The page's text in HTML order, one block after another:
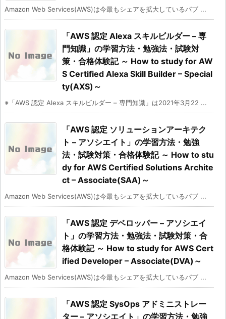
Amazon Web Services(AWS)は今最もシェアを拡大しているパブ ...
「AWS 認定 Alexa スキルビルダー – 専
門知識」の学習方法・勉強法・試験対
策・合格体験記 ～ How to study for AW
S Certified Alexa Skill Builder – Special
ty(AXS)～
※「AWS 認定 Alexa スキルビルダー – 専門知識」は2021年3月22 ...
「AWS 認定 ソリューションアーキテク
ト – アソシエイト」の学習方法・勉強
法・試験対策・合格体験記 ～ How to stu
dy for AWS Certified Solutions Archite
ct – Associate(SAA)～
Amazon Web Services(AWS)は今最もシェアを拡大しているパブ ...
「AWS 認定 デベロッパー – アソシエイ
ト」の学習方法・勉強法・試験対策・合
格体験記 ～ How to study for AWS Cert
ified Developer – Associate(DVA)～
Amazon Web Services(AWS)は今最もシェアを拡大しているパブ ...
「AWS 認定 SysOps アドミニストレー
ター – アソシエイト」の学習方法・勉強